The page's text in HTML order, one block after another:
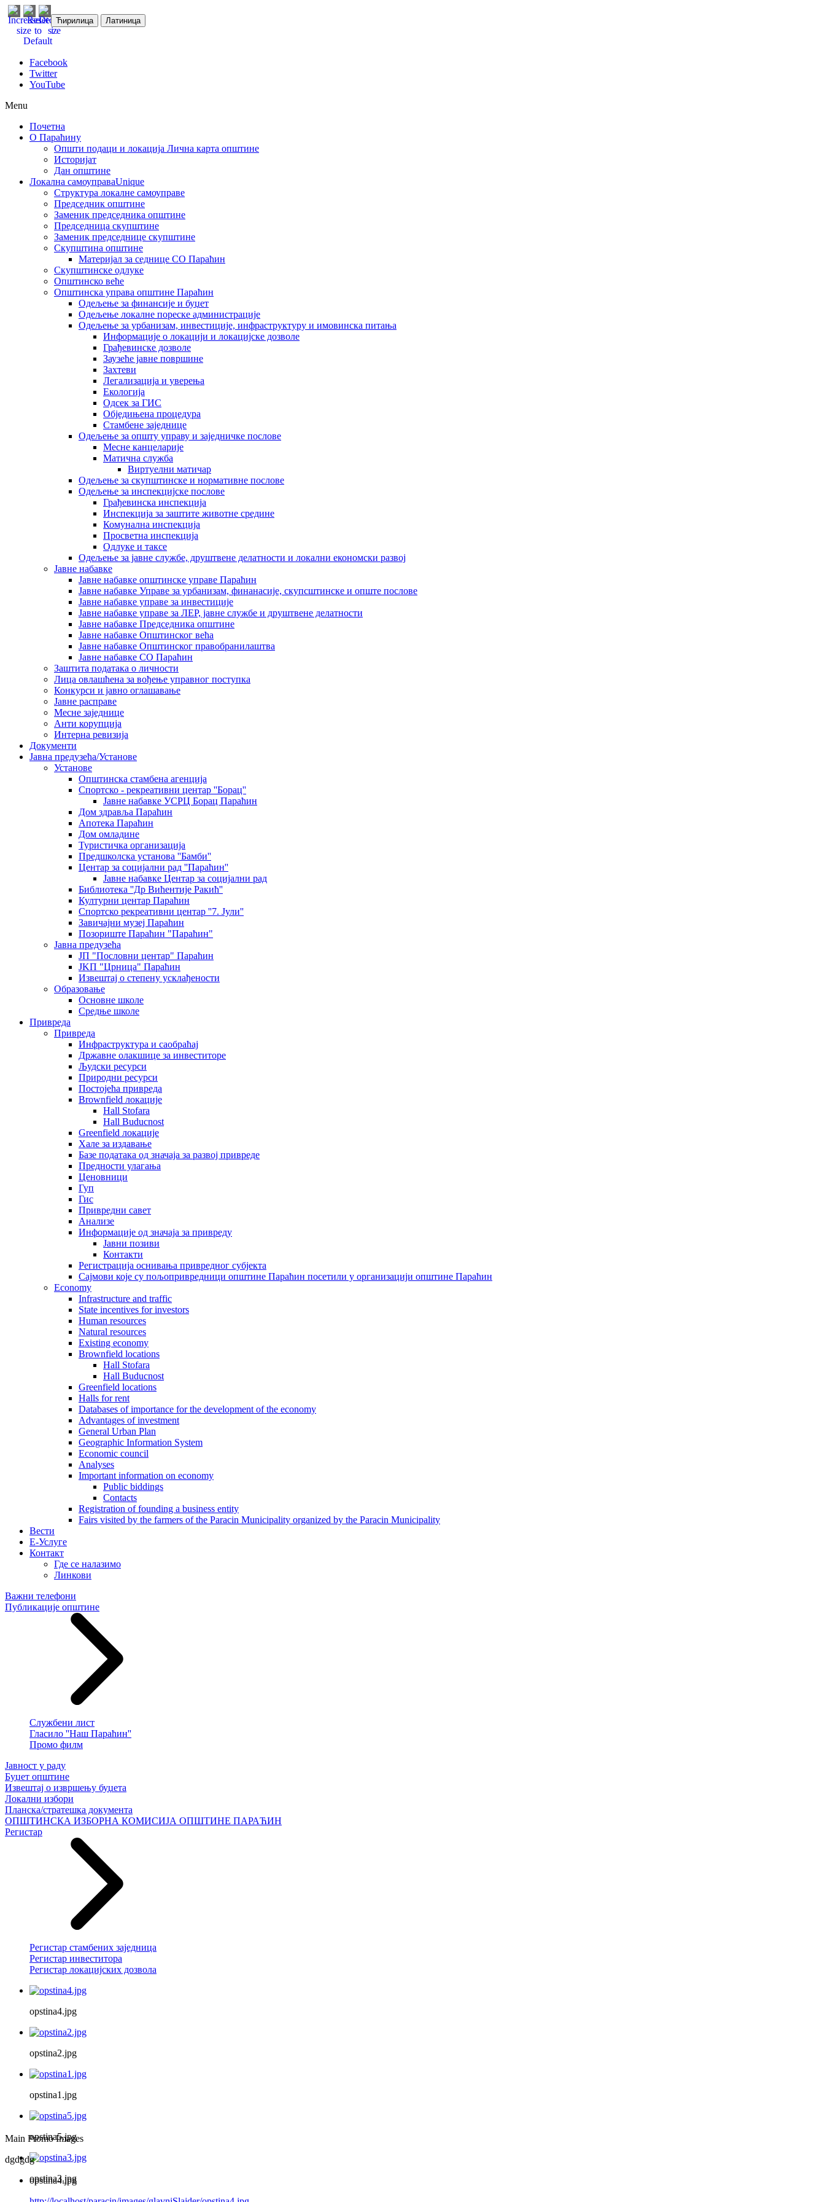
Ћирилица Латиница
Facebook
Twitter
YouTube
Menu
Почетна
О Параћину
Општи подаци и локација Лична карта општине
Историјат
Дан општине
Локална самоуправаUnique
Структура локалне самоуправе
Председник општине
Заменик председника општине
Председница скупштине
Заменик председнице скупштине
Скупштина општине
Материјал за седнице СО Параћин
Скупштинске одлуке
Општинско веће
Општинска управа општине Параћин
Одељење за финансије и буџет
Одељење локалне пореске администрације
Одељење за урбанизам, инвестиције, инфраструктуру и имовинска питања
Информације о локацији и локацијске дозволе
Грађевинске дозволе
Заузеће јавне површине
Захтеви
Легализација и уверења
Екологија
Одсек за ГИС
Обједињена процедура
Стамбене заједнице
Oдељење за општу управу и заједничке послове
Месне канцеларије
Матична служба
Виртуелни матичар
Одељење за скупштинске и нормативне послове
Одељење за инспекцијске послове
Грађевинска инспекција
Инспекција за заштите животне средине
Комунална инспекција
Просветна инспекција
Одлуке и таксе
Одељење за јавне службе, друштвене делатности и локални економски развој
Јавне набавке
Јавне набавке општинске управе Параћин
Јавне набавке Управе за урбанизам, финанасије, скупсштинске и опште послове
Јавне набавке управе за инвестиције
Јавне набавке управе за ЛЕР, јавне службе и друштвене делатности
Јавне набавке Председника општине
Јавне набавке Општинског већа
Јавне набавке Општинског правобранилаштва
Јавне набавке СО Параћин
Заштита података о личности
Лица овлашћена за вођење управног поступка
Конкурси и јавно оглашавање
Јавне расправе
Месне заједнице
Анти корупција
Интерна ревизија
Документи
Јавна предузећа/Установе
Установе
Општинскa стамбенa агенцијa
Спортско - рекреативни центар ''Борац''
Јавне набавке УСРЦ Борац Параћин
Дом здравља Параћин
Апотека Параћин
Дом омладине
Туристичка организација
Предшколска установа ''Бамби''
Центар за социјални рад ''Параћин''
Јавне набавке Центар за социјални рад
Библиотека ''Др Вићентије Ракић''
Културни центар Параћин
Спортско рекреативни центар ''7. Јули''
Завичајни музеј Параћин
Позориште Параћин "Параћин"
Јавна предузећа
ЈП "Пословни центар" Параћин
ЈKП "Црница" Параћин
Извештај о степену усклађености
Образовање
Основне школе
Средње школе
Привреда
Привреда
Инфраструктура и саобраћај
Државне олакшице за инвеститоре
Људски ресурси
Природни ресурси
Постојећа привреда
Brownfield локације
Hall Stofara
Hall Buducnost
Greenfield локације
Хале за издавање
Базе података од значаја за развој привреде
Предности улагања
Ценовници
Гуп
Гис
Привредни савет
Aнализе
Информације од значаја за привреду
Јавни позиви
Контакти
Регистрација оснивања привредног субјекта
Сајмови које су пољопривредници општине Параћин посетили у организацији општине Параћин
Economy
Infrastructure and traffic
State incentives for investors
Human resources
Natural resources
Existing economy
Brownfield locations
Hall Stofara
Hall Buducnost
Greenfield locations
Halls for rent
Databases of importance for the development of the economy
Advantages of investment
General Urban Plan
Geographic Information System
Еconomic council
Analyses
Important information on economy
Public biddings
Contacts
Registration of founding a business entity
Fairs visited by the farmers of the Paracin Municipality organized by the Paracin Municipality
Вести
E-Услуге
Контакт
Где се налазимо
Линкови
Важни телефони
Публикације општине
Службени лист
Гласило ''Наш Параћин''
Промо филм
Јавност у раду
Буџет општине
Извештај о извршењу буџета
Локални избори
Планска/стратешка документа
ОПШТИНСКА ИЗБОРНА КОМИСИЈА ОПШТИНЕ ПАРАЋИН
Регистар
Регистар стамбених заједница
Регистар инвеститора
Регистар локацијских дозвола
opstina4.jpg
opstina2.jpg
opstina1.jpg
opstina5.jpg
opstina3.jpg
Main Promo Images
dgdgdg
opstina4.jpg